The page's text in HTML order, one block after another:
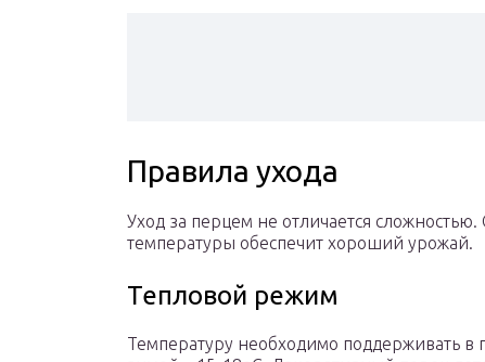
Правила ухода
Уход за перцем не отличается
температуры обеспечит хороший урожай.
Тепловой режим
Температуру необходимо поддерживать в